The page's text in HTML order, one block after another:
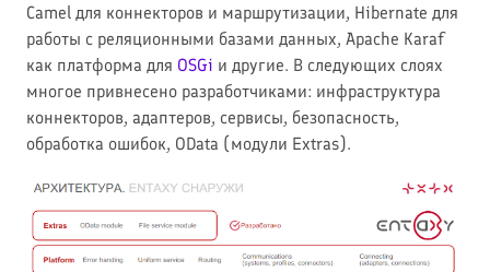
Camel для коннекторов и маршрутизации, Hibernate для
работы с реляционными базами данных, Apache Karaf
как платформа для OSGi и другие. В следующих слоях
многое привнесено разработчиками: инфраструктура
коннекторов, адаптеров, сервисы, безопасность,
обработка ошибок, OData (модули Extras).